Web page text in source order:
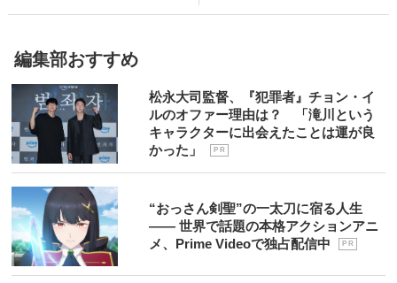
編集部おすすめ
松永大司監督、『犯罪者』チョン・イ
ルのオファー理由は？ 「滝川という
キャラクターに出会えたことは運が良
かった」
P R
“おっさん剣聖”の一太刀に宿る人生
―― 世界で話題の本格アクションアニ
メ、Prime Videoで独占配信中
P R